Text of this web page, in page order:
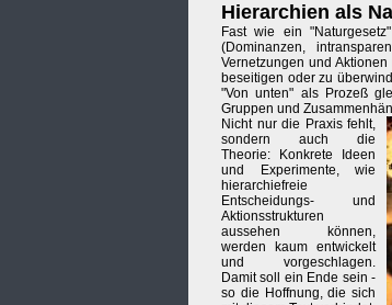
Hierarchien als
Fast wie ein
(Dominanzen,
Vernetzungen und
beseitigen oder zu
"Von unten" als Prozeß
Gruppen und
Nicht nur die Praxis fehlt,
sondern auch die
Theorie: Konkrete Ideen
und Experimente, wie
hierarchiefreie
Entscheidungs- und
Aktionsstrukturen
aussehen können,
werden kaum entwickelt
und vorgeschlagen.
Damit soll ein Ende sein -
so die Hoffnung, die sich